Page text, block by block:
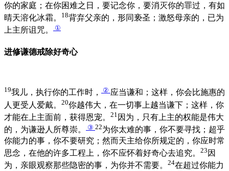
你的家庭；在你困难之日，要记念你，要消灭你的罪过，有如
晴天溶化冰霜。
18背弃父亲的，形同亵圣；激怒母亲的，已为
上主所诅咒。
①
进修谦德戒除好奇心
19我儿，执行你的工作时， ② 应当谦和；这样，你会比施惠的
人更受人爱戴。 20你越伟大，在一切事上越当谦下；这样，你
才能在上主面前，获得恩宠。 21 因为，只有上主的权能是伟大
的，为谦逊人所尊崇。
③ 22为你太难的事，你不要寻找；超乎
你能力的事，你不要研究；然而天主给你所规定的，你应时常
思念，在他的许多工程上，你不应怀着好奇心去追究。 23 因
为，亲眼观察那些隐密的事，为你并不需要。 24在超过你能力